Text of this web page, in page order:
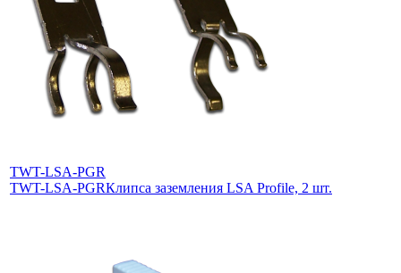
TWT-LSA-PGR
TWT-LSA-PGRКлипса заземления LSA Profile, 2 шт.